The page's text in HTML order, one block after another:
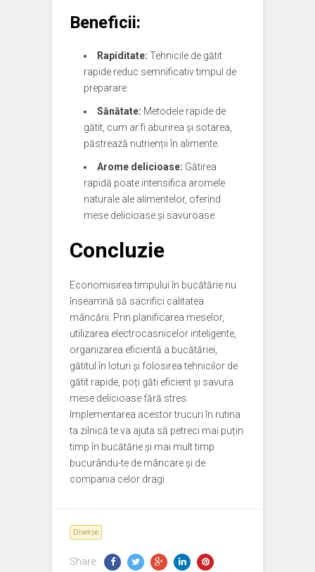
Beneficii:
Rapiditate: Tehnicile de gătit
rapide reduc semnificativ timpul de
preparare.
Sănătate: Metodele rapide de
gătit, cum ar fi aburirea și sotarea,
păstrează nutrienții în alimente.
Arome delicioase: Gătirea
rapidă poate intensifica aromele
naturale ale alimentelor, oferind
mese delicioase și savuroase.
Concluzie
Economisirea timpului în bucătărie nu
înseamnă să sacrifici calitatea
mâncării. Prin planificarea meselor,
utilizarea electrocasnicelor inteligente,
organizarea eficientă a bucătăriei,
gătitul în loturi și folosirea tehnicilor de
gătit rapide, poți găti eficient și savura
mese delicioase fără stres.
Implementarea acestor trucuri în rutina
ta zilnică te va ajuta să petreci mai puțin
timp în bucătărie și mai mult timp
bucurându-te de mâncare și de
compania celor dragi.
Diverse
Share: